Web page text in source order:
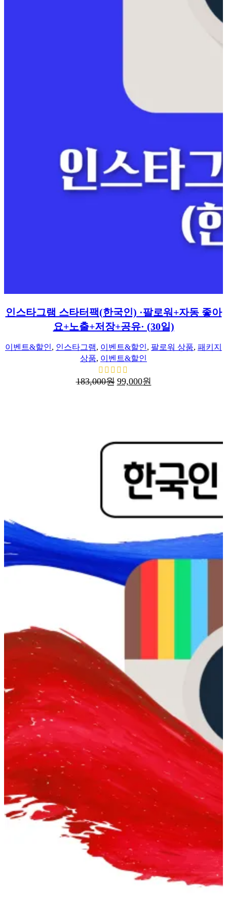
인스타그램 스타터팩(한국인) ·팔로워+자동 좋아
요+노출+저장+공유· (30일)
이벤트&할인, 인스타그램, 이벤트&할인, 팔로워 상품, 패키지
상품, 이벤트&할인
183,000원 원
99,000원